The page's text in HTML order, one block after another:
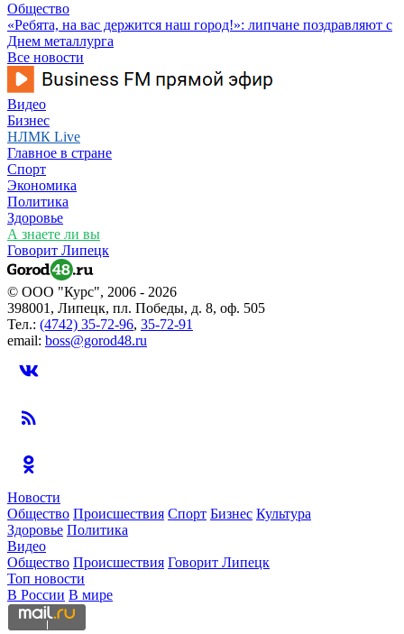
Общество
«Ребята, на вас держится наш город!»: липчане поздравляют с
Днем металлурга
Все новости
Видео
Бизнес
НЛМК Live
Главное в стране
Спорт
Экономика
Политика
Здоровье
А знаете ли вы
Говорит Липецк
© ООО "Курс", 2006 - 2026
398001, Липецк, пл. Победы, д. 8, оф. 505
Тел.: (4742) 35-72-96, 35-72-91
email: boss@gorod48.ru
Новости
Общество Происшествия Спорт Бизнес Культура
Здоровье Политика
Видео
Общество Происшествия Говорит Липецк
Топ новости
В России В мире